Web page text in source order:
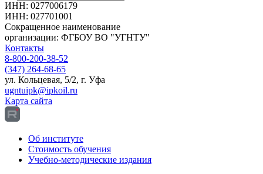
ИНН: 0277006179
ИНН: 027701001
Сокращенное наименование
организации: ФГБОУ ВО "УГНТУ"
Контакты
8-800-200-38-52
(347) 264-68-65
ул. Кольцевая, 5/2, г. Уфа
ugntuipk@ipkoil.ru
Карта сайта
Об институте
Стоимость обучения
Учебно-методические издания